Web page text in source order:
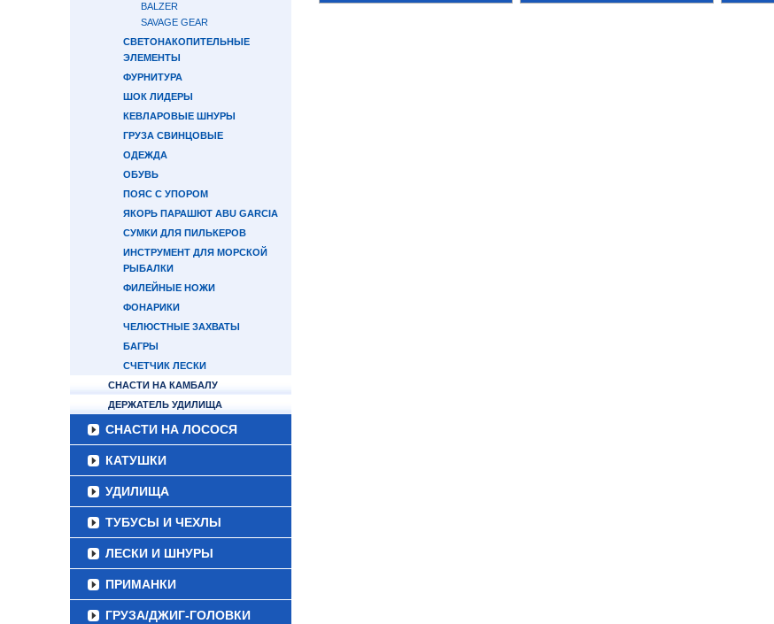
BALZER
SAVAGE GEAR
СВЕТОНАКОПИТЕЛЬНЫЕ
ЭЛЕМЕНТЫ
ФУРНИТУРА
ШОК ЛИДЕРЫ
КЕВЛАРОВЫЕ ШНУРЫ
ГРУЗА СВИНЦОВЫЕ
ОДЕЖДА
ОБУВЬ
ПОЯС С УПОРОМ
ЯКОРЬ ПАРАШЮТ ABU GARCIA
СУМКИ ДЛЯ ПИЛЬКЕРОВ
ИНСТРУМЕНТ ДЛЯ МОРСКОЙ
РЫБАЛКИ
ФИЛЕЙНЫЕ НОЖИ
ФОНАРИКИ
ЧЕЛЮСТНЫЕ ЗАХВАТЫ
БАГРЫ
СЧЕТЧИК ЛЕСКИ
СНАСТИ НА КАМБАЛУ
ДЕРЖАТЕЛЬ УДИЛИЩА
СНАСТИ НА ЛОСОСЯ
КАТУШКИ
УДИЛИЩА
ТУБУСЫ И ЧЕХЛЫ
ЛЕСКИ И ШНУРЫ
ПРИМАНКИ
ГРУЗА/ДЖИГ-ГОЛОВКИ